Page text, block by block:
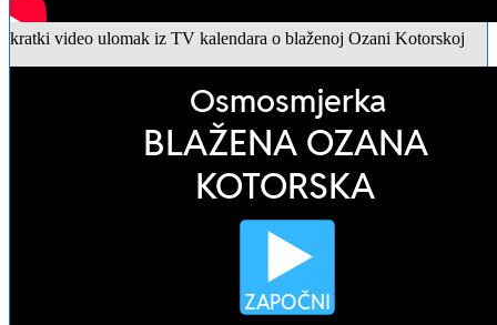
kratki video ulomak iz TV kalendara o blaženoj Ozani Kotorskoj